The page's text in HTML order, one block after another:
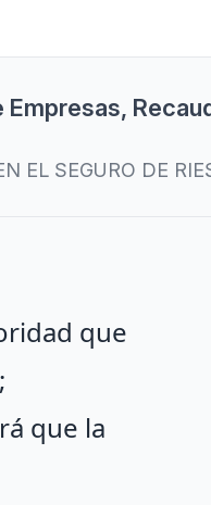
EL SEGURO DE
que
que la